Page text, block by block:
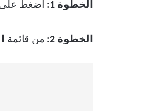
الخطوة 1: اضغط على
الخطوة 2: من قائمة